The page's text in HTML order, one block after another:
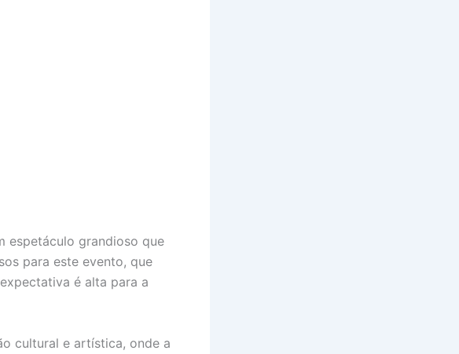
espetáculo grandioso que
para este evento, que
é alta para a
cultural e artística, onde a